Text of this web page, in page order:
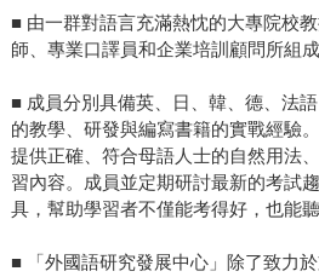
■ 由一群對語言充滿熱忱的大專院校
師、專業口譯員和企業培訓顧問所組成
■ 成員分別具備英、日、韓、德、法
的教學、研發與編寫書籍的實戰經驗
提供正確、符合母語人士的自然用法
習內容。成員並定期研討最新的考試
具，幫助學習者不僅能考得好，也能聽
■ 「外國語研究發展中心」除了致力